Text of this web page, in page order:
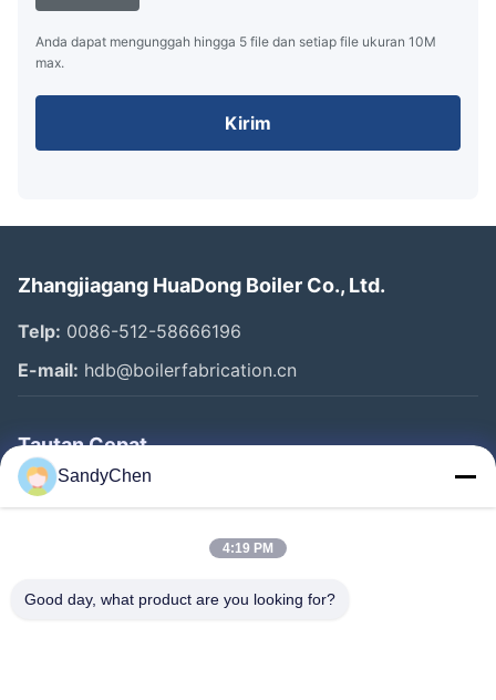
Anda dapat mengunggah hingga 5 file dan setiap file ukuran 10M
max.
Kirim
Zhangjiagang HuaDong Boiler Co., Ltd.
Telp: 0086-512-58666196
E-mail: hdb@boilerfabrication.cn
Tautan Cepat
Rumah
Tentang Kami
SandyChen
4:19 PM
Good day, what product are you looking for?